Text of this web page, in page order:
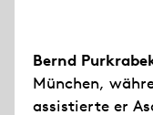
Bernd
München,
assistierte er